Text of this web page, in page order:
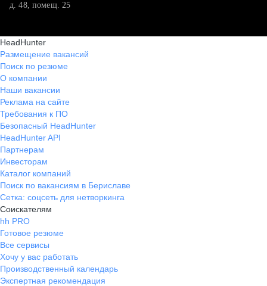
д. 48, помещ. 25
HeadHunter
Размещение вакансий
Поиск по резюме
О компании
Наши вакансии
Реклама на сайте
Требования к ПО
Безопасный HeadHunter
HeadHunter API
Партнерам
Инвесторам
Каталог компаний
Поиск по вакансиям в Бериславе
Сетка: соцсеть для нетворкинга
Соискателям
hh PRO
Готовое резюме
Все сервисы
Хочу у вас работать
Производственный календарь
Экспертная рекомендация